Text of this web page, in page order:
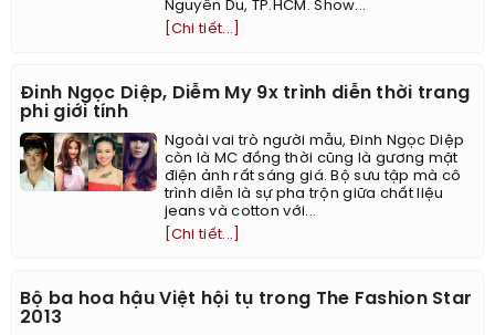
Nguyễn Du, TP.HCM. Show...
[Chi tiết...]
Đinh Ngọc Diệp, Diễm My 9x trình diễn thời trang
phi giới tính
Ngoài vai trò người mẫu, Đinh Ngọc Diệp
còn là MC đồng thời cũng là gương mặt
điện ảnh rất sáng giá. Bộ sưu tập mà cô
trình diễn là sự pha trộn giữa chất liệu
jeans và cotton với...
[Chi tiết...]
Bộ ba hoa hậu Việt hội tụ trong The Fashion Star
2013